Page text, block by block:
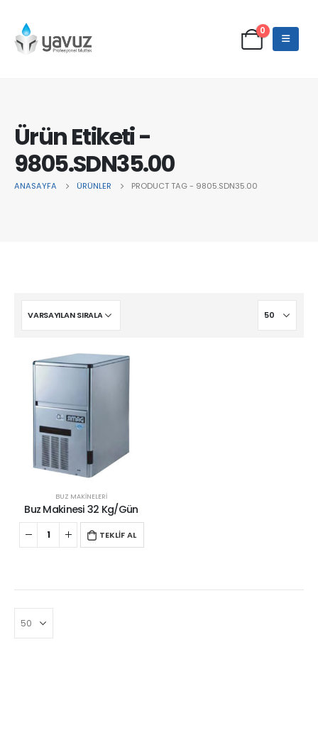
0
Ürün Etiketi -
9805.SDN35.00
ANASAYFA ÜRÜNLER PRODUCT TAG - 9805.SDN35.00
BUZ MAKİNELERİ
Buz Makinesi 32 Kg/Gün
TEKLİF AL